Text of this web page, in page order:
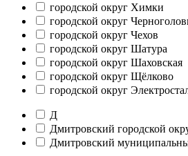
городской округ Химки
городской округ
городской округ Чехов
городской округ Шатура
городской округ Шаховская
городской округ Щёлково
городской округ
Д
Дмитровский городской
Дмитровский